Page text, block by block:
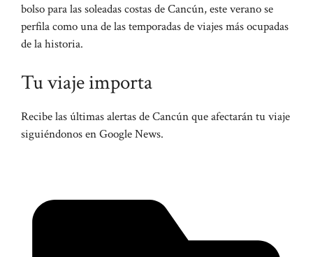
bolso para las soleadas costas de Cancún, este verano se
perfila como una de las temporadas de viajes más ocupadas
de la historia.
Tu viaje importa
Recibe las últimas alertas de Cancún que afectarán tu viaje
siguiéndonos en Google News.